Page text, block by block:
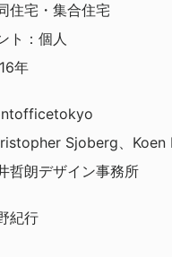
住宅・集合住宅
ト：個人
年
Sjoberg、
哲朗デザイン事務所
紀行